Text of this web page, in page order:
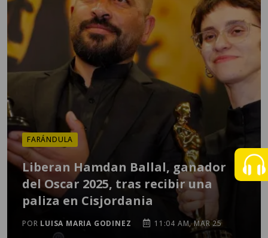
FARÁNDULA
Liberan Hamdan Ballal, ganador
del Oscar 2025, tras recibir una
paliza en Cisjordania
POR LUISA MARIA GODINEZ 11:04 AM, MAR 25